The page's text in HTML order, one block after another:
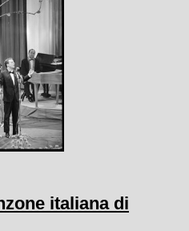
italiana di